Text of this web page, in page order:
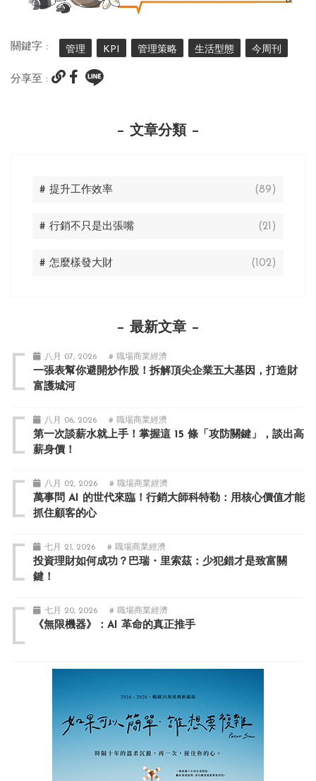
關鍵字 : 管理 KPI 管理策略 生活型態 今周刊
分享至 :
文章分類
# 提升工作效率 (89)
# 行銷不只是出張嘴 (21)
# 怎麼樣發大財 (102)
最新文章
八月 07, 2026 # 職場商業經濟
一張表幫你避開炒作股！拆解頂尖企業五大基因，打造財
富護城河
八月 06, 2026 # 職場商業經濟
第一次談薪水就上手！掌握這 15 條「攻防關鍵」，談出高
薪身價！
八月 02, 2026 # 職場商業經濟
萬事問 AI 的世代來臨！行銷大師科特勒：用核心價值才能
抓住顧客的心
七月 21, 2026 # 職場商業經濟
投資理財如何成功？巴瑞・里索茲：少犯錯才是致富關
鍵！
七月 20, 2026 # 職場商業經濟
《無限機器》：AI 革命的真正推手